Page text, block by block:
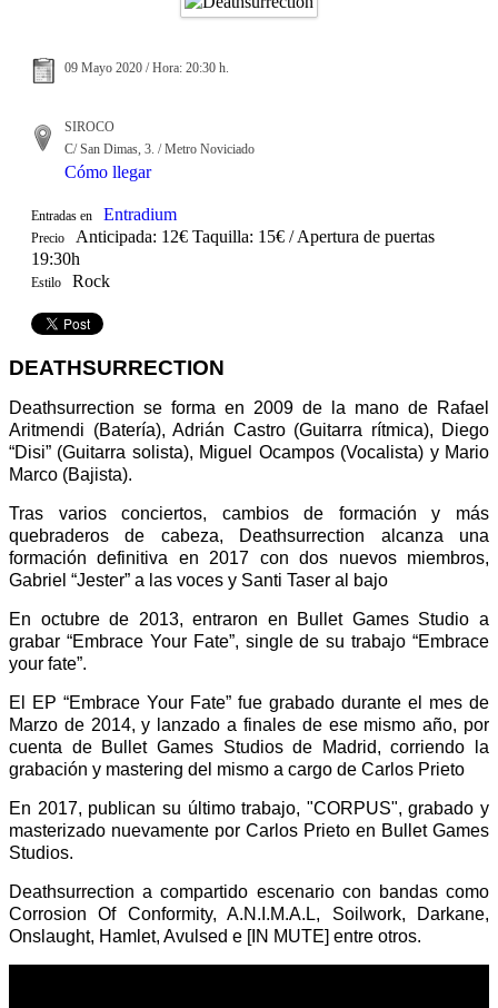
09 Mayo 2020 / Hora: 20:30 h.
SIROCO
C/ San Dimas, 3. / Metro Noviciado
Cómo llegar
Entradas en Entradium
Precio
Anticipada: 12€ Taquilla: 15€ / Apertura de puertas
19:30h
Estilo Rock
DEATHSURRECTION
Deathsurrection se forma en 2009 de la mano de Rafael
Aritmendi (Batería), Adrián Castro (Guitarra rítmica), Diego
“Disi” (Guitarra solista), Miguel Ocampos (Vocalista) y Mario
Marco (Bajista).
Tras varios conciertos, cambios de formación y más
quebraderos de cabeza, Deathsurrection alcanza una
formación definitiva en 2017 con dos nuevos miembros,
Gabriel “Jester” a las voces y Santi Taser al bajo
En octubre de 2013, entraron en Bullet Games Studio a
grabar “Embrace Your Fate”, single de su trabajo “Embrace
your fate”.
El EP “Embrace Your Fate” fue grabado durante el mes de
Marzo de 2014, y lanzado a finales de ese mismo año, por
cuenta de Bullet Games Studios de Madrid, corriendo la
grabación y mastering del mismo a cargo de Carlos Prieto
En 2017, publican su último trabajo, "CORPUS", grabado y
masterizado nuevamente por Carlos Prieto en Bullet Games
Studios.
Deathsurrection a compartido escenario con bandas como
Corrosion Of Conformity, A.N.I.M.A.L, Soilwork, Darkane,
Onslaught, Hamlet, Avulsed e [IN MUTE] entre otros.